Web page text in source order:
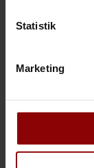
Statistik
Marketing